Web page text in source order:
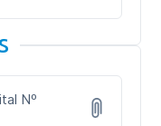
Nº